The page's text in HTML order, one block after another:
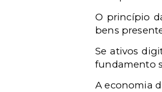
O princípio
bens
Se ativos
fundamento
A economia